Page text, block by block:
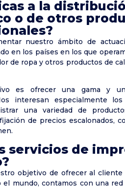
a la
o de otros
nuestro ámbito de
en los países en los que
de ropa y otros productos de
es ofrecer una gama y
interesan especialmente
una variedad de
de precios escalonados,
servicios de
objetivo de ofrecer al
el mundo, contamos con una